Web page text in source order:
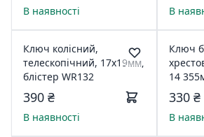
В наявності В
Ключ колісний,
телескопічний, 17х19мм,
блістер WR132
390 ₴
В наявності
Ключ
14
19; 1/
330 ₴
В